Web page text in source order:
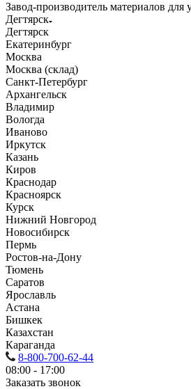
Завод-производитель материалов
Дегтярск
Дегтярск
Екатеринбург
Москва
Москва (склад)
Санкт-Петербург
Архангельск
Владимир
Вологда
Иваново
Иркутск
Казань
Киров
Краснодар
Красноярск
Курск
Нижний Новгород
Новосибирск
Пермь
Ростов-на-Дону
Тюмень
Саратов
Ярославль
Астана
Бишкек
Казахстан
Караганда
8-800-700-62-44
08:00 - 17:00
Заказать звонок